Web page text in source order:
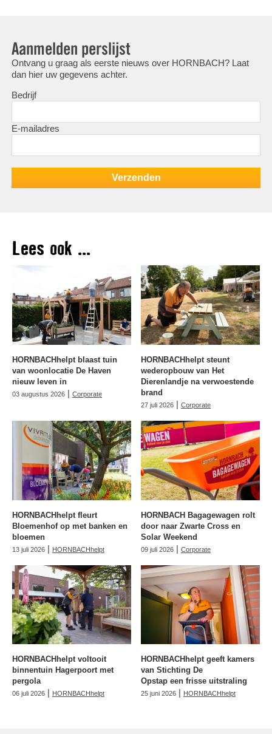
Aanmelden perslijst
Ontvang u graag als eerste nieuws over HORNBACH? Laat
dan hier uw gegevens achter.
Bedrijf
E-mailadres
Lees ook ...
HORNBACHhelpt blaast tuin
van woonlocatie De Haven
nieuw leven in
03 augustus 2026 | Corporate
HORNBACHhelpt steunt
wederopbouw van Het
Dierenlandje na verwoestende
brand
27 juli 2026 | Corporate
HORNBACHhelpt fleurt
Bloemenhof op met banken en
bloemen
13 juli 2026 | HORNBACHhelpt
HORNBACH Bagagewagen rolt
door naar Zwarte Cross en
Solar Weekend
09 juli 2026 | Corporate
HORNBACHhelpt voltooit
binnentuin Hagerpoort met
pergola
06 juli 2026 | HORNBACHhelpt
HORNBACHhelpt geeft kamers
van Stichting De
Opstap een frisse uitstraling
25 juni 2026 | HORNBACHhelpt